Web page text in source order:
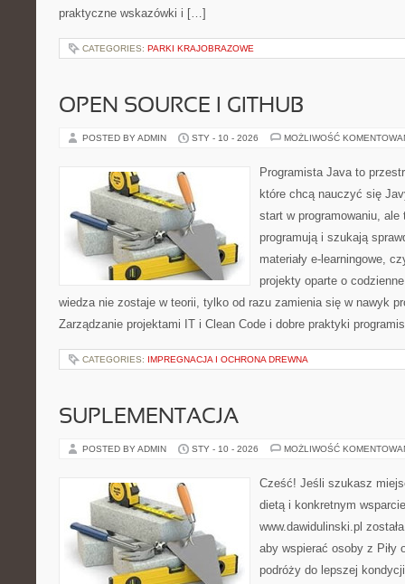
praktyczne wskazówki i […]
CATEGORIES: PARKI KRAJOBRAZOWE
OPEN SOURCE I GITHUB
POSTED BY ADMIN STY - 10 - 2026 MOŻLIWOŚĆ
Programista Java to
które chcą nauczyć się
start w programowaniu,
programują i szukają
materiały e-learningowe,
projekty oparte o
wiedza nie zostaje w teorii, tylko od razu zamienia się w nawyk
Zarządzanie projektami IT i Clean Code i dobre praktyki
CATEGORIES: IMPREGNACJA I OCHRONA DREWNA
SUPLEMENTACJA
POSTED BY ADMIN STY - 10 - 2026 MOŻLIWOŚĆ
Cześć! Jeśli szukasz
dietą i konkretnym
www.dawidulinski.pl
aby wspierać osoby z Piły
podróży do lepszej